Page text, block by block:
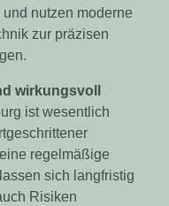
nutzen moderne
zur präzisen
wirkungsvoll
ist wesentlich
regelmäßige
sich langfristig
Risiken